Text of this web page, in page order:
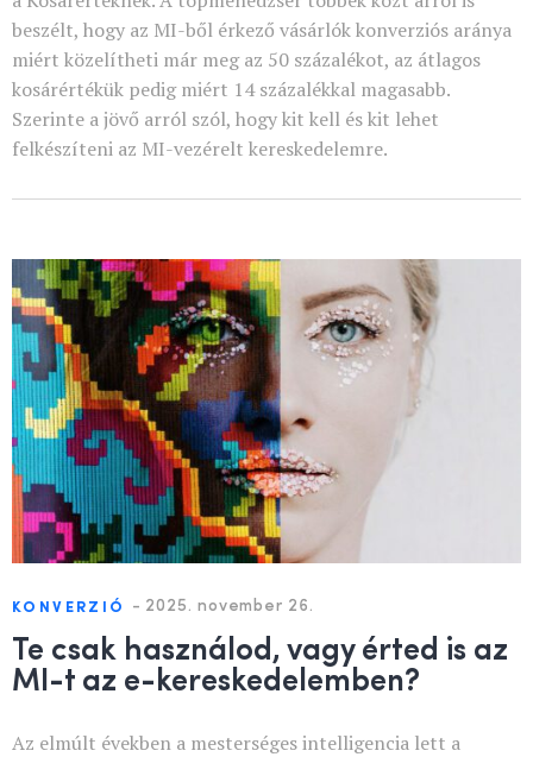
beszélt, hogy az MI-ből érkező vásárlók konverziós aránya
miért közelítheti már meg az 50 százalékot, az átlagos
kosárértékük pedig miért 14 százalékkal magasabb.
Szerinte a jövő arról szól, hogy kit kell és kit lehet
felkészíteni az MI-vezérelt kereskedelemre.
KONVERZIÓ - 2025. november 26.
Te csak használod, vagy érted is az
MI-t az e-kereskedelemben?
Az elmúlt években a mesterséges intelligencia lett a